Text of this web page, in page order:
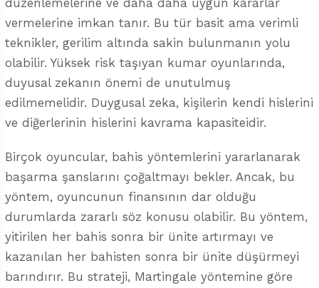
vermelerine imkan tanır. Bu tür basit ama verimli
teknikler, gerilim altında sakin bulunmanın yolu
olabilir. Yüksek risk taşıyan kumar oyunlarında,
duyusal zekanın önemi de unutulmuş
edilmemelidir. Duygusal zeka, kişilerin kendi hislerini
ve diğerlerinin hislerini kavrama kapasiteidir.
Birçok oyuncular, bahis yöntemlerini yararlanarak
başarma şanslarını çoğaltmayı bekler. Ancak, bu
yöntem, oyuncunun finansının dar olduğu
durumlarda zararlı söz konusu olabilir. Bu yöntem,
yitirilen her bahis sonra bir ünite artırmayı ve
kazanılan her bahisten sonra bir ünite düşürmeyi
barındırır. Bu strateji, Martingale yöntemine göre